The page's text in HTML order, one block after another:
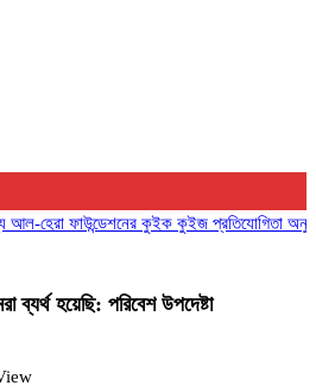
হেরা ফাউন্ডেশনের কুইক কুইজ প্রতিযোগিতা অনুষ্ঠিত
ব্যর্থ হয়েছি: পরিবেশ উপদেষ্টা